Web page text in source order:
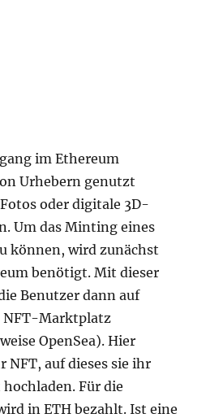
im Ethereum
Urhebern genutzt
oder digitale 3D-
Um das Minting eines
können, wird zunächst
benötigt. Mit dieser
Benutzer dann auf
NFT-Marktplatz
OpenSea). Hier
NFT, auf dieses sie ihr
Für die
in ETH bezahlt. Ist eine